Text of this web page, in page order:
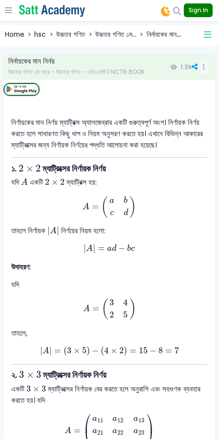
Sign In
Home hsc উচ্চতর গণিত উচ্চতর গণিত ১ম... নির্নায়কের মান...
নির্নায়কের মান নির্নয়
উচ্চতর গণিত ১ম পত্র - উচ্চতর গণিত - এইচএসসি | NCTB BOOK
1.3k
নির্ণায়কের মান নির্ণয় ম্যাট্রিক্স অ্যালজেব্রার একটি গুরুত্বপূর্ণ অংশ। নির্ণায়ক নির্ণয়
করতে হলে সাধারণত কিছু ধাপ ও নিয়ম অনুসরণ করতে হয়। এখানে বিভিন্ন আকারের
ম্যাট্রিক্সের জন্য নির্ণায়ক নির্ণয়ের পদ্ধতি আলোচনা করা হয়েছে।
১. 2 × 2
2 ×2 ম্যাট্রিক্সের নির্ণায়ক নির্ণয়
যদিA
A একটি 2 × 2
2 ×2 ম্যাট্রিক্স হয়:
A = ( a
b
c
d )
a d )
তাহলে নির্ণায়ক |A
| A | নির্ণয়ের নিয়ম হলো:
|A = ad − bc
|A = ad− c
উদাহরণ:
যদি
A = ( 3
4
2
5 )
34 5)
তাহলে,
|A| = (3 × 5) − (4 × 2) = 15 − 8 = 7
|= (3 ×5 −(4× 2) 15− =7
২. 3 × 3
3 ×3 ম্যাট্রিক্সের নির্ণায়ক নির্ণয়
একটি3 × 3
3 ×3 ম্যাট্রিক্সের নির্ণায়ক বের করতে হলে অনুরাশি এবং সহগুণক ব্যবহার
করতে হয়। যদি
A = ⎛
⎜ a11 a12 a13
a21 a22 a23 ⎞⎟
11 22a